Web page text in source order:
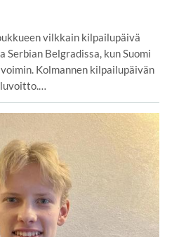
vilkkain kilpailupäivä
Belgradissa, kun Suomi
Kolmannen kilpailupäivän